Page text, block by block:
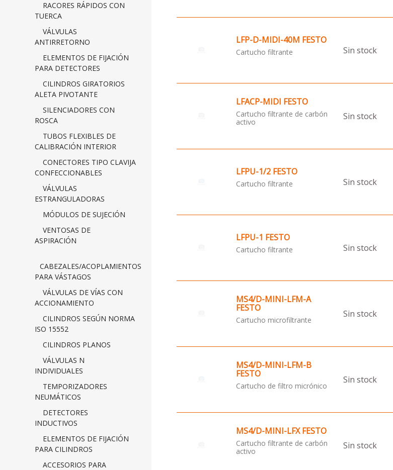
RACORES RÁPIDOS CON
TUERCA
VÁLVULAS
ANTIRRETORNO
ELEMENTOS DE FIJACIÓN
PARA DETECTORES
CILINDROS GIRATORIOS
ALETA PIVOTANTE
SILENCIADORES CON
ROSCA
TUBOS FLEXIBLES DE
CALIBRACIÓN INTERIOR
CONECTORES TIPO CLAVIJA
CONFECCIONABLES
VÁLVULAS
ESTRANGULADORAS
MÓDULOS DE SUJECIÓN
VENTOSAS DE
ASPIRACIÓN
CABEZALES/ACOPLAMIENTOS
PARA VÁSTAGOS
VÁLVULAS DE VÍAS CON
ACCIONAMIENTO
CILINDROS SEGÚN NORMA
ISO 15552
CILINDROS PLANOS
VÁLVULAS N
INDIVIDUALES
TEMPORIZADORES
NEUMÁTICOS
DETECTORES
INDUCTIVOS
ELEMENTOS DE FIJACIÓN
PARA CILINDROS
ACCESORIOS PARA
LFP-D-MIDI-40M FESTO
Cartucho filtrante Sin stock
LFACP-MIDI FESTO
Cartucho filtrante de carbón
activo
Sin stock
LFPU-1/2 FESTO
Cartucho filtrante Sin stock
LFPU-1 FESTO
Cartucho filtrante Sin stock
MS4/D-MINI-LFM-A
FESTO
Cartucho microfiltrante
Sin stock
MS4/D-MINI-LFM-B
FESTO
Cartucho de filtro micrónico
Sin stock
MS4/D-MINI-LFX FESTO
Cartucho filtrante de carbón
activo
Sin stock